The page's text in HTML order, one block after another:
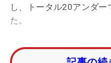
し、トータル20アンダ
た。
世界主要ツアーの最少